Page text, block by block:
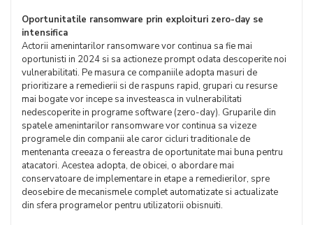
Oportunitatile ransomware prin exploituri zero-day se
intensifica
Actorii amenintarilor ransomware vor continua sa fie mai
oportunisti in 2024 si sa actioneze prompt odata descoperite noi
vulnerabilitati. Pe masura ce companiile adopta masuri de
prioritizare a remedierii si de raspuns rapid, grupari cu resurse
mai bogate vor incepe sa investeasca in vulnerabilitati
nedescoperite in programe software (zero-day). Gruparile din
spatele amenintarilor ransomware vor continua sa vizeze
programele din companii ale caror cicluri traditionale de
mentenanta creeaza o fereastra de oportunitate mai buna pentru
atacatori. Acestea adopta, de obicei, o abordare mai
conservatoare de implementare in etape a remedierilor, spre
deosebire de mecanismele complet automatizate si actualizate
din sfera programelor pentru utilizatorii obisnuiti.